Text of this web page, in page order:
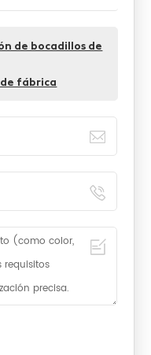
de bocadillos de
fábrica